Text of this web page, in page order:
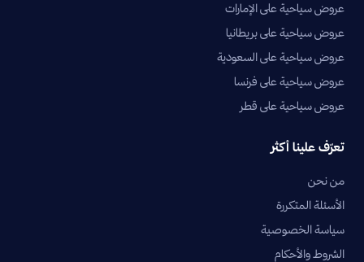
عروض سياحية على الإمارات
عروض سياحية على بريطانيا
عروض سياحية على السعودية
عروض سياحية على فرنسا
عروض سياحية على قطر
تعرّف علينا أكثر
من نحن
الأسئلة المتكررة
سياسة الخصوصية
الشروط والأحكام